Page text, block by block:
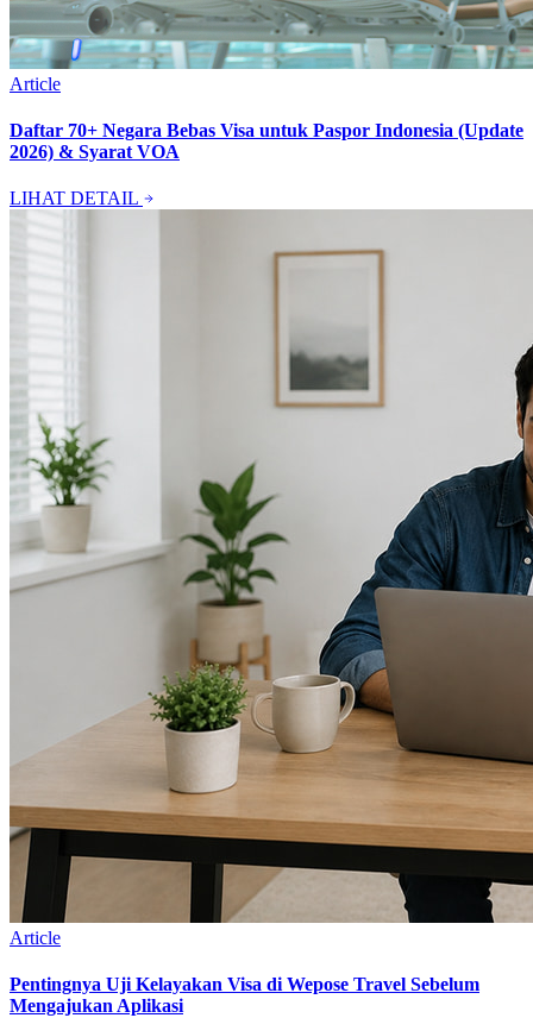
Article
Daftar 70+ Negara Bebas Visa untuk Paspor Indonesia (Update
2026) & Syarat VOA
LIHAT DETAIL
Article
Pentingnya Uji Kelayakan Visa di Wepose Travel Sebelum
Mengajukan Aplikasi